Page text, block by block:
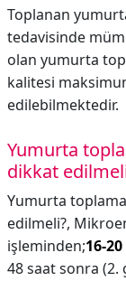
Toplanan
tedavisinde
olan yumurta
kalitesi
edilebilmektedir.
Yumurta
dikkat
Yumurta
edilmeli?,
işleminden;16-
48 saat sonra